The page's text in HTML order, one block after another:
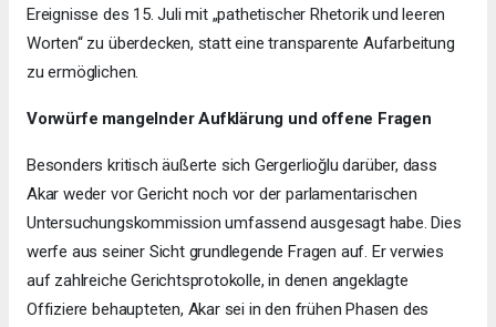
Ereignisse des 15. Juli mit „pathetischer Rhetorik und leeren
Worten“ zu überdecken, statt eine transparente Aufarbeitung
zu ermöglichen.
Vorwürfe mangelnder Aufklärung und offene Fragen
Besonders kritisch äußerte sich Gergerlioğlu darüber, dass
Akar weder vor Gericht noch vor der parlamentarischen
Untersuchungskommission umfassend ausgesagt habe. Dies
werfe aus seiner Sicht grundlegende Fragen auf. Er verwies
auf zahlreiche Gerichtsprotokolle, in denen angeklagte
Offiziere behaupteten, Akar sei in den frühen Phasen des